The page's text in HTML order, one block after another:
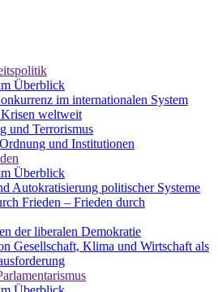
Überblick
im internationalen System
weltweit
und Terrorismus
und Institutionen
Überblick
Autokratisierung politischer Systeme
Frieden – Frieden durch
der liberalen Demokratie
Gesellschaft, Klima und Wirtschaft als